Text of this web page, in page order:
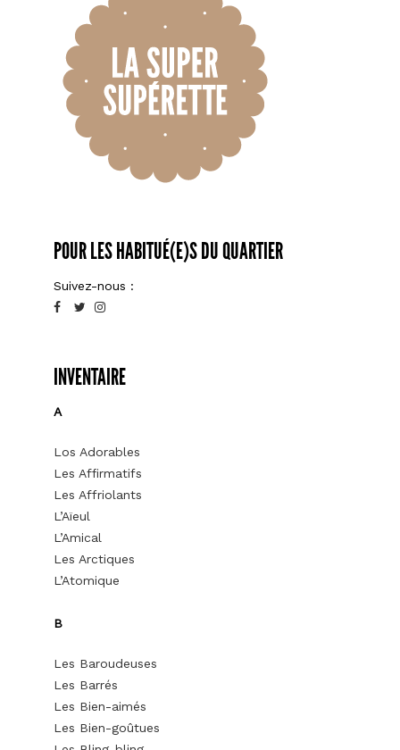
POUR LES HABITUÉ(E)S DU QUARTIER
Suivez-nous :
INVENTAIRE
A
Los Adorables
Les Affirmatifs
Les Affriolants
L’Aïeul
L’Amical
Les Arctiques
L’Atomique
B
Les Baroudeuses
Les Barrés
Les Bien-aimés
Les Bien-goûtues